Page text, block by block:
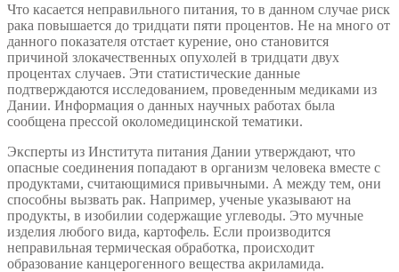
Что касается неправильного питания, то в данном случае риск
рака повышается до тридцати пяти процентов. Не на много от
данного показателя отстает курение, оно становится
причиной злокачественных опухолей в тридцати двух
процентах случаев. Эти статистические данные
подтверждаются исследованием, проведенным медиками из
Дании. Информация о данных научных работах была
сообщена прессой околомедицинской тематики.
Эксперты из Института питания Дании утверждают, что
опасные соединения попадают в организм человека вместе с
продуктами, считающимися привычными. А между тем, они
способны вызвать рак. Например, ученые указывают на
продукты, в изобилии содержащие углеводы. Это мучные
изделия любого вида, картофель. Если производится
неправильная термическая обработка, происходит
образование канцерогенного вещества акриламида.